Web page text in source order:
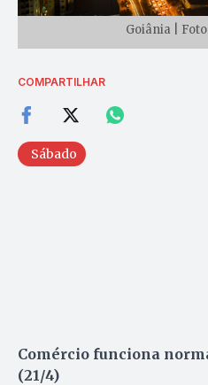
Goiânia |
COMPARTILHAR
Sábado
Comércio funciona
(21/4)